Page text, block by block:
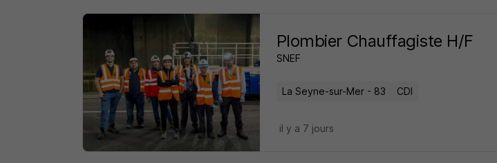
Plombier Chauffagiste H/F
SNEF
La Seyne-sur-Mer - 83 CDI
il y a 7 jours